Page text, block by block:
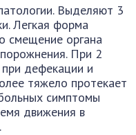
Выделяют 3
Легкая форма
смещение органа
При 2
дефекации и
тяжело протекает
симптомы
движения в